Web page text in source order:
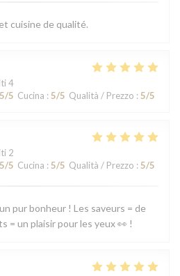
cuisine de qualité.
4
5/5 Cucina : 5/5 Qualità / Prezzo : 5/5
2
5/5 Cucina : 5/5 Qualità / Prezzo : 5/5
pur bonheur ! Les saveurs = de
= un plaisir pour les yeux 👀 !